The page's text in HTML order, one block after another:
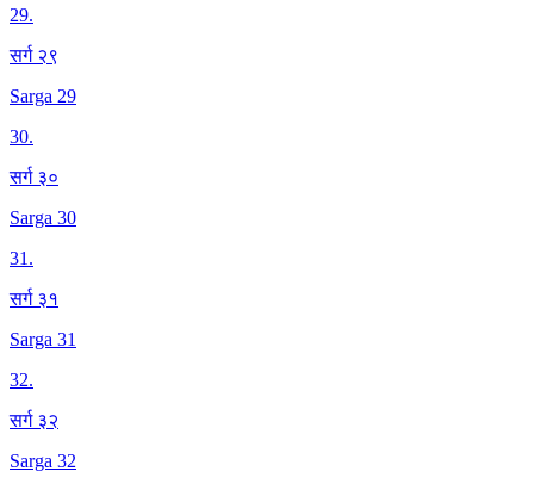
29.
सर्ग २९
Sarga 29
30.
सर्ग ३०
Sarga 30
31.
सर्ग ३१
Sarga 31
32.
सर्ग ३२
Sarga 32